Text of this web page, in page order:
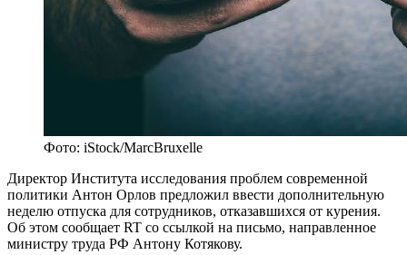
Фото: iStock/MarcBruxelle
Директор Института исследования проблем современной
политики Антон Орлов предложил ввести дополнительную
неделю отпуска для сотрудников, отказавшихся от курения.
Об этом сообщает RT со ссылкой на письмо, направленное
министру труда РФ Антону Котякову.